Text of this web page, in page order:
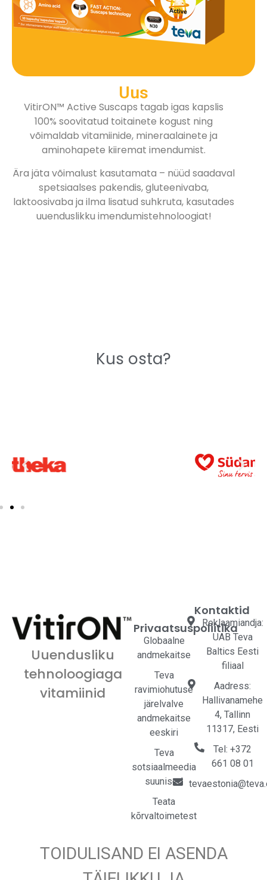
Uus
VitirON™ Active Suscaps tagab igas kapslis
100% soovitatud toitainete kogust ning
võimaldab vitamiinide, mineraalainete ja
aminohapete kiiremat imendumist.
Ära jäta võimalust kasutamata – nüüd saadaval
spetsiaalses pakendis, gluteenivaba,
laktoosivaba ja ilma lisatud suhkruta, kasutades
uuenduslikku imendumistehnoloogiat!
Kus osta?
Uuendusliku
tehnoloogiaga
vitamiinid
Privaatsuspoliitika
Globaalne
andmekaitse
Teva
ravimiohutuse
järelvalve
andmekaitse
eeskiri
Teva
sotsiaalmeedia
suunised
Teata
kõrvaltoimetest
Kontaktid
Reklaamiandja:
UAB Teva
Baltics Eesti
filiaal
Aadress:
Hallivanamehe
4, Tallinn
11317, Eesti
Tel: +372
661 08 01
TOIDULISAND EI ASENDA